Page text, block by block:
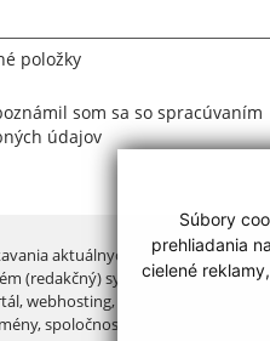
Súbory
prehliadania
cielené
položky
som sa so spracúvaním
údajov
aktuálnych informácií s
(redakčný) systém ECHELON 2,
,webhosting,
,spoločnosť webex.digital, s.r.o.